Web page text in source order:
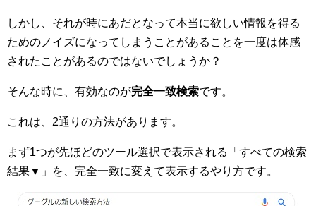
しかし、それが時にあだとなって本当に欲しい情報を得る
ためのノイズになってしまうことがあることを一度は体感
されたことがあるのではないでしょうか？
そんな時に、有効なのが完全一致検索です。
これは、2通りの方法があります。
まず1つが先ほどのツール選択で表示される「すべての検索
結果▼」を、完全一致に変えて表示するやり方です。